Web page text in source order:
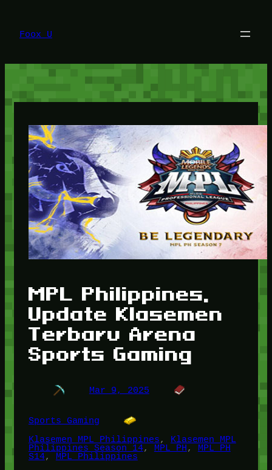
konten
Foox U
MPL Philippines,
Update Klasemen
Terbaru Arena
Sports Gaming
Mar 9, 2025
Sports Gaming
Klasemen MPL Philippines, Klasemen MPL
Philippines Season 14, MPL PH, MPL PH
S14, MPL Philippines